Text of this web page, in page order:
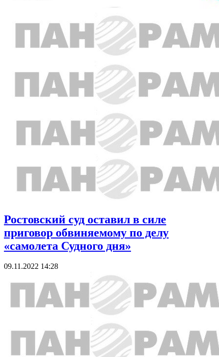
Ростовский суд оставил в силе
приговор обвиняемому по делу
«самолета Судного дня»
09.11.2022 14:28